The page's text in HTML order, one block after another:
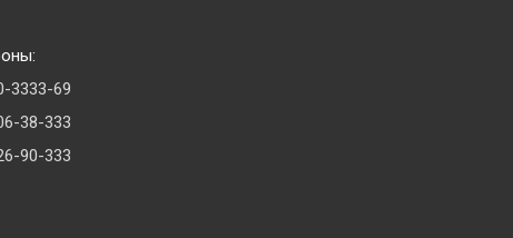
3333-69
38-333
90-333